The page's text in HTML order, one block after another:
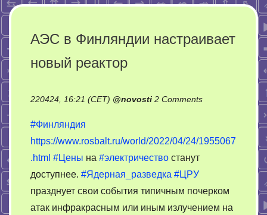
АЭС в Финляндии настраивает
новый реактор
220424, 16:21 (CET) @novosti 2 Commentson
Финляндии
реактор
#Финляндия
https://www.rosbalt.ru/world/2022/04/24/1955067
.html #Цены на #электричество станут
доступнее. #Ядерная_разведка #ЦРУ
празднует свои события типичным почерком
атак инфракрасным или иным излучением на